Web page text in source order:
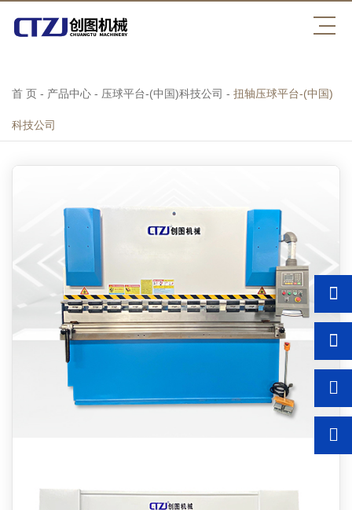
压球平台
首 页 - 产品中心 - 压球平台-(中国)科技公司 - 扭轴压球平台-(中国)
科技公司